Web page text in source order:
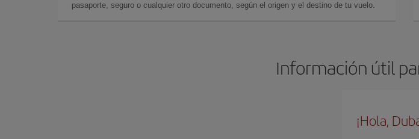
pasaporte, seguro o cualquier otro documento, según el origen y el destino de tu vuelo.
Información útil
¡Hola,